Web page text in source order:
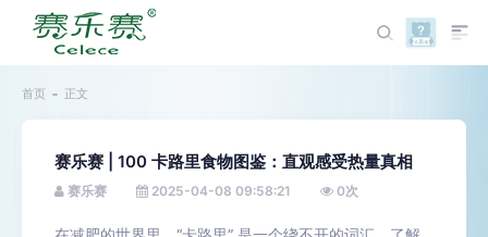
首页 正文
赛乐赛 | 100 卡路里食物图鉴：直观感受热量真相
赛乐赛 2025-04-08 09:58:21 0次